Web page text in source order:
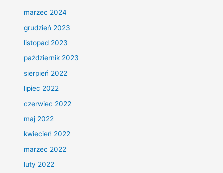
marzec 2024
grudzień 2023
listopad 2023
październik 2023
sierpień 2022
lipiec 2022
czerwiec 2022
maj 2022
kwiecień 2022
marzec 2022
luty 2022